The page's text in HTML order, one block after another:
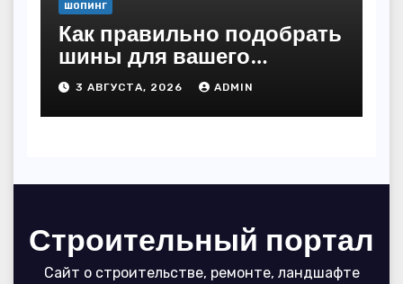
ШОПИНГ
Как правильно подобрать
шины для вашего
автомобиля: полное
руководство
3 АВГУСТА, 2026 ADMIN
Строительный портал
Сайт о строительстве, ремонте, ландшафте